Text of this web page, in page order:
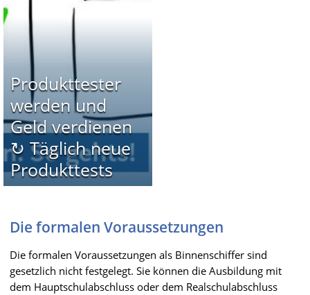
Produkttester
werden und
Geld verdienen
↻ Täglich neue
Produkttests
Die formalen Voraussetzungen
Die formalen Voraussetzungen als Binnenschiffer sind
gesetzlich nicht festgelegt. Sie können die Ausbildung mit
dem Hauptschulabschluss oder dem Realschulabschluss